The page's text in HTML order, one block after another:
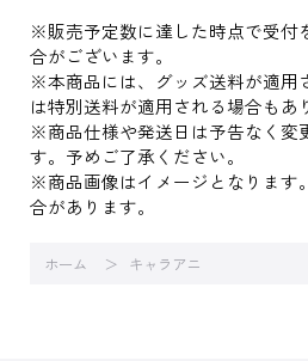
※販売予定数に達した時点で受付
合がございます。
※本商品には、グッズ送料が適用
は特別送料が適用される場合もあ
※商品仕様や発送日は予告なく変
す。予めご了承ください。
※商品画像はイメージとなります
合があります。
ホーム キャラアニ